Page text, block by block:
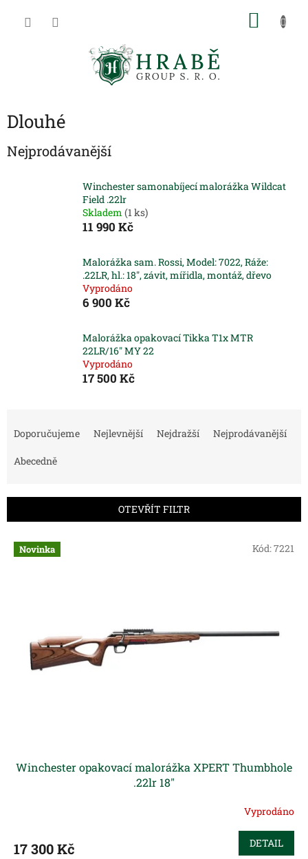
Dlouhé
Nejprodávanější
Winchester samonabíjecí malorážka Wildcat
Field .22lr
Skladem (1 ks)
11 990 Kč
Malorážka sam. Rossi, Model: 7022, Ráže:
.22LR, hl.: 18", závit, mířidla, montáž, dřevo
Vyprodáno
6 900 Kč
Malorážka opakovací Tikka T1x MTR
22LR/16" MY 22
Vyprodáno
17 500 Kč
í
r
d
Doporučujeme Nejlevnější Nejdražší Nejprodávanější
Abecedně
OTEVŘÍT FILTR
V
ý Novinka
Winchester opakovací malorážka XPERT Thumbhole
.22lr 18"
Vyprodáno
17 300 Kč DETAIL
Kód:7221